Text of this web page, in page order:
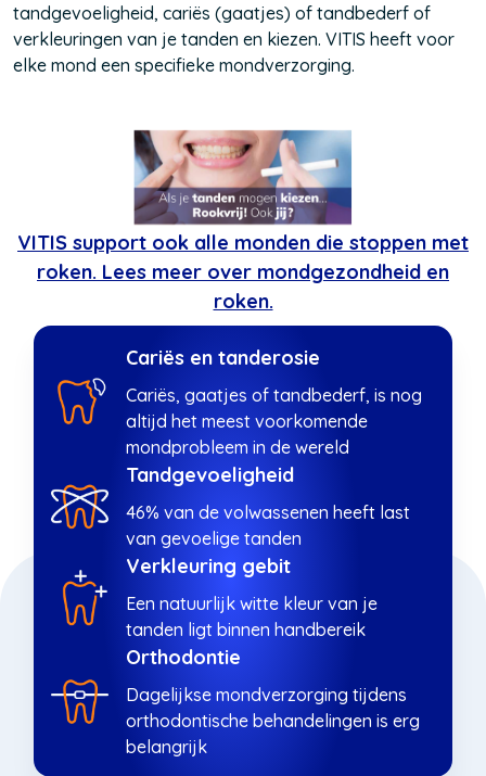
tandgevoeligheid, cariës (gaatjes) of tandbederf of
verkleuringen van je tanden en kiezen. VITIS heeft voor
elke mond een specifieke mondverzorging.
VITIS support ook alle monden die stoppen met
roken. Lees meer over mondgezondheid en
roken.
Cariës en tanderosie
Cariës, gaatjes of tandbederf, is nog
altijd het meest voorkomende
mondprobleem in de wereld
Tandgevoeligheid
46% van de volwassenen heeft last
van gevoelige tanden
Verkleuring gebit
Een natuurlijk witte kleur van je
tanden ligt binnen handbereik
Orthodontie
Dagelijkse mondverzorging tijdens
orthodontische behandelingen is erg
belangrijk